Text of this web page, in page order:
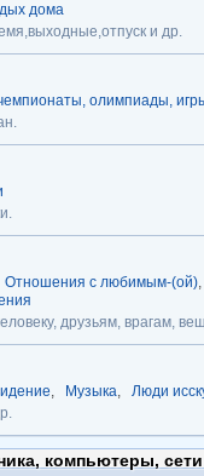
дома
и др.
олимпиады,
Отношения с любимым-(ой),
друзьям, врагам,
, Музыка,
Люди